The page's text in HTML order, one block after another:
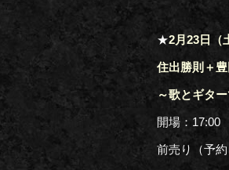
★2月23日（
住出勝則＋
～歌とギタ
開場：17:00
前売り（予